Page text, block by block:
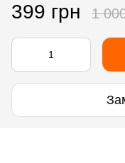
399 грн 1